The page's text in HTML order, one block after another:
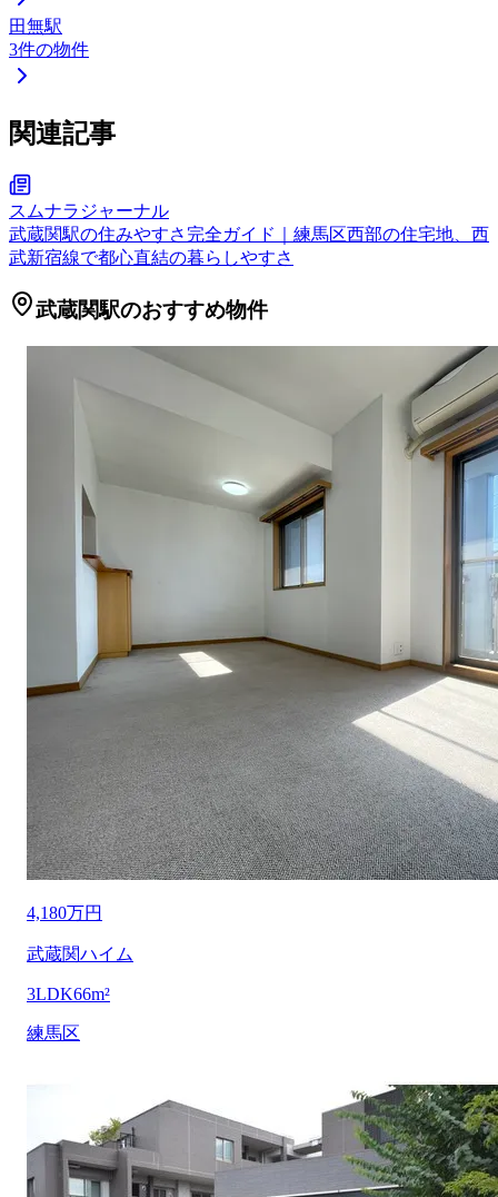
田無駅
3件の物件
関連記事
スムナラジャーナル
武蔵関駅の住みやすさ完全ガイド｜練馬区西部の住宅地、西
武新宿線で都心直結の暮らしやすさ
武蔵関駅のおすすめ物件
4,180万円
武蔵関ハイム
3LDK66m²
練馬区